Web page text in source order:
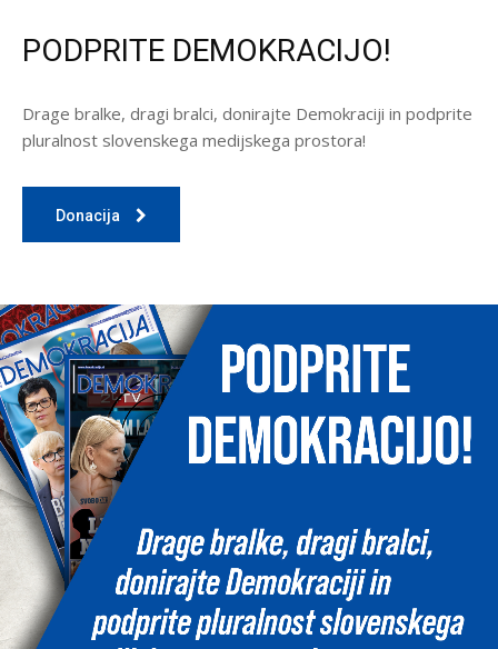
PODPRITE DEMOKRACIJO!
Drage bralke, dragi bralci, donirajte Demokraciji in podprite
pluralnost slovenskega medijskega prostora!
Donacija